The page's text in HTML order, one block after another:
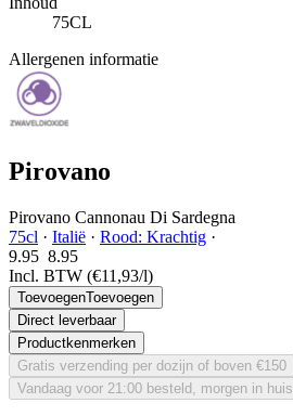
75CL
Allergenen informatie
Pirovano
Pirovano Cannonau Di Sardegna
75cl · Italië · Rood: Krachtig ·
9.95 8.95
Incl. BTW (€11,93/l)
ToevoegenToevoegen
Direct leverbaar
Productkenmerken
Gratis verzending per dozijn of boven €150
Vandaag voor 21:00 besteld, morgen in huis